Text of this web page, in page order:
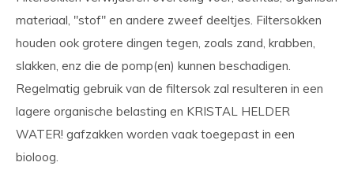
materiaal, "stof" en andere zweef deeltjes. Filtersokken
houden ook grotere dingen tegen, zoals zand, krabben,
slakken, enz die de pomp(en) kunnen beschadigen.
Regelmatig gebruik van de filtersok zal resulteren in een
lagere organische belasting en KRISTAL HELDER
WATER! gafzakken worden vaak toegepast in een
bioloog.